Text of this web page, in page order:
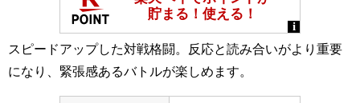
スピードアップした対戦格闘。反応と読み合いがより重要
になり、緊張感あるバトルが楽しめます。